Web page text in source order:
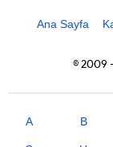
Ana Sayfa
© 2009
A B